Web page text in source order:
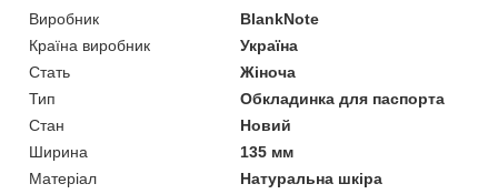
Виробник
BlankNote
Країна виробник
Україна
Стать
Жіноча
Тип
Обкладинка для паспорта
Стан
Новий
Ширина
135 мм
Матеріал
Натуральна шкіра